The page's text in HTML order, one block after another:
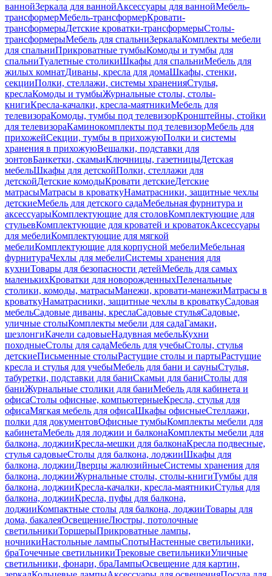
ваннойЗеркала для ваннойАксессуары для ваннойМебель-
трансформерМебель-трансформерКровати-
трансформерыДетские кроватки-трансформерыСтолы-
трансформерыМебель для спальниЗеркалаКомплекты мебели
для спальниПрикроватные тумбыКомоды и тумбы для
спальниТуалетные столикиШкафы для спальниМебель для
жилых комнатДиваны, кресла для домаШкафы, стенки,
секцииПолки, стеллажи, системы храненияСтулья,
креслаКомоды и тумбыЖурнальные столы, столы-
книгиКресла-качалки, кресла-маятникиМебель для
телевизораКомоды, тумбы под телевизорКронштейны, стойки
для телевизораКаминокомплекты под телевизорМебель для
прихожейСекции, тумбы в прихожуюПолки и системы
хранения в прихожуюВешалки, подставки для
зонтовБанкетки, скамьиКлючницы, газетницыДетская
мебельШкафы для детскойПолки, стеллажи для
детскойДетские комодыКровати детскиеДетские
матрасыМатрасы в кроваткуНаматрасники, защитные чехлы
детскиеМебель для детского садаМебельная фурнитура и
аксессуарыКомплектующие для столовКомплектующие для
стульевКомплектующие для кроватей и кроватокАксессуары
для мебелиКомплектующие для мягкой
мебелиКомплектующие для корпусной мебелиМебельная
фурнитураЧехлы для мебелиСистемы хранения для
кухниТовары для безопасности детейМебель для самых
маленькихКроватки для новорожденныхПеленальные
столики, комоды, матрасыМанежи, кровати-манежиМатрасы в
кроваткуНаматрасники, защитные чехлы в кроваткуСадовая
мебельСадовые диваны, креслаСадовые стульяСадовые,
уличные столыКомплекты мебели для садаГамаки,
шезлонгиКачели садовыеНадувная мебельКухни
походныеСтолы для садаМебель для учебыСтолы, стулья
детскиеПисьменные столыРастущие столы и партыРастущие
кресла и стулья для учебыМебель для бани и сауныСтулья,
табуретки, подставки для баниСкамьи для баниСтолы для
баниЖурнальные столики для баниМебель для кабинета и
офисаСтолы офисные, компьютерныеКресла, стулья для
офисаМягкая мебель для офисаШкафы офисныеСтеллажи,
полки для документовОфисные тумбыКомплекты мебели для
кабинетаМебель для лоджии и балконаКомплекты мебели для
балкона, лоджииКресла-мешки для балконаКресла подвесные,
стулья садовыеСтолы для балкона, лоджииШкафы для
балкона, лоджииДверцы жалюзийныеСистемы хранения для
балкона, лоджииЖурнальные столы, столы-книгиТумбы для
балкона, лоджииКресла-качалки, кресла-маятникиСтулья для
балкона, лоджииКресла, пуфы для балкона,
лоджииКомпактные столы для балкона, лоджииТовары для
дома, бакалеяОсвещениеЛюстры, потолочные
светильникиТоршерыПрикроватные лампы,
ночникиНастольные лампыСпотыНастенные светильники,
браТочечные светильникиТрековые светильникиУличные
светильники, фонари, браЛампыОсвещение для картин,